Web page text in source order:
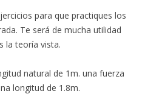
para que practiques los
Te será de mucha utilidad
la teoría vista.
natural de 1m. una fuerza
longitud de 1.8m.